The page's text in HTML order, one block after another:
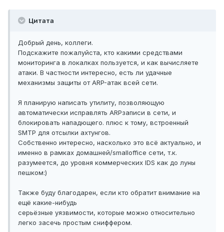
Цитата
Добрый день, коллеги.
Подскажите пожалуйста, кто какими средствами
мониторинга в локалках пользуется, и как вычисляете
атаки. В частности интересно, есть ли удачные
механизмы защиты от ARP-атак всей сети.
Я планирую написать утилиту, позволяющую
автоматически исправлять ARPзаписи в сети, и
блокировать нападющего. плюс к тому, встроенный
SMTP для отсылки ахтунгов.
Собственно интересно, насколько это всё актуально, и
именно в рамках домашней/smalloffice сети, т.к.
разумеется, до уровня коммерческих IDS как до луны
пешком:)
Также буду благодарен, если кто обратит внимание на
ещё какие-нибудь
серьёзные уязвимости, которые можно относительно
легко засечь простым сниффером.